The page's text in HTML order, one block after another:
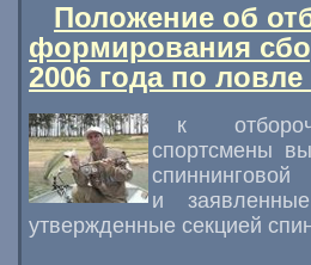
Положение об
формирования
2006 года по ловле
к
спортсмены
и
утвержденные секцией